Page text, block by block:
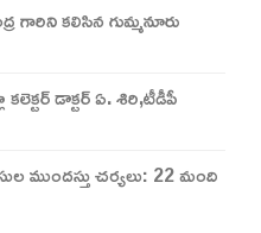
గారిని కలిసిన గుమ్మనూరు
డాక్టర్ ఏ. శిరి,టీడీపీ
ముందస్తు చర్యలు: 22 మంది